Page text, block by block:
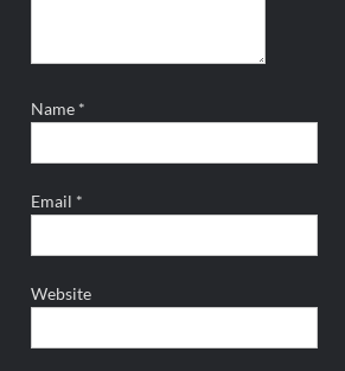
Name *
Email *
Website